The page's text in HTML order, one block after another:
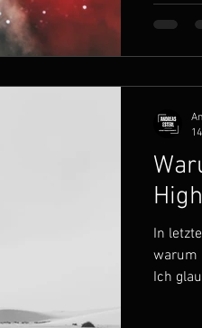
In
warum
Ich